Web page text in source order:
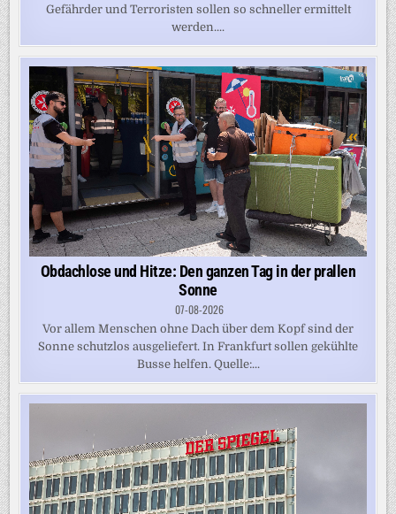
Gefährder und Terroristen sollen so schneller ermittelt
werden....
Obdachlose und Hitze: Den ganzen Tag in der prallen
Sonne
07-08-2026
Vor allem Menschen ohne Dach über dem Kopf sind der
Sonne schutzlos ausgeliefert. In Frankfurt sollen gekühlte
Busse helfen. Quelle:...